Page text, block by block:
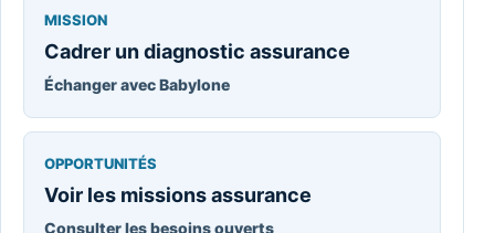
MISSION
Cadrer un diagnostic assurance
Échanger avec Babylone
OPPORTUNITÉS
Voir les missions assurance
Consulter les besoins ouverts